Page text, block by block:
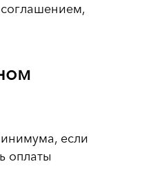
соглашением,
если
оплаты